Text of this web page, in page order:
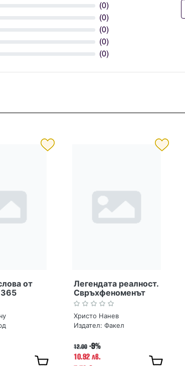
(0)
(0)
(0)
(0)
(0)
от
365
всеки
Легендата реалност.
Свръхфеноменът
Слава Севрюкова
Христо Нанев
Издател: Факел
12.00 -9%
10.92 лв.